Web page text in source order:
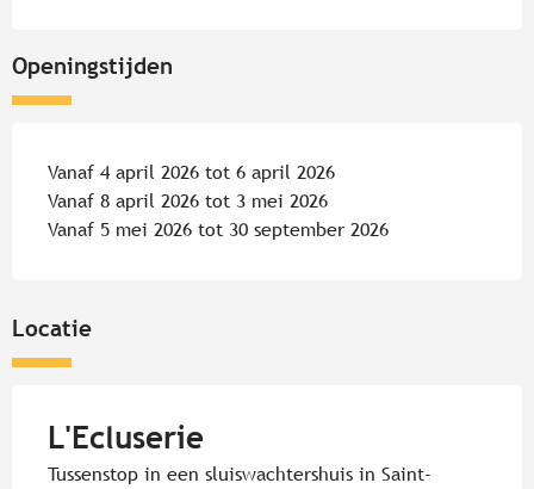
Openingstijden
Vanaf 4 april 2026 tot 6 april 2026
Vanaf 8 april 2026 tot 3 mei 2026
Vanaf 5 mei 2026 tot 30 september 2026
Locatie
L'Ecluserie
Tussenstop in een sluiswachtershuis in Saint-